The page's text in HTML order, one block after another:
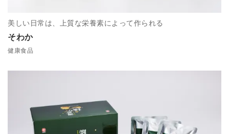
そわか
美しい日常は、上質な栄養素によって作られる
健康食品